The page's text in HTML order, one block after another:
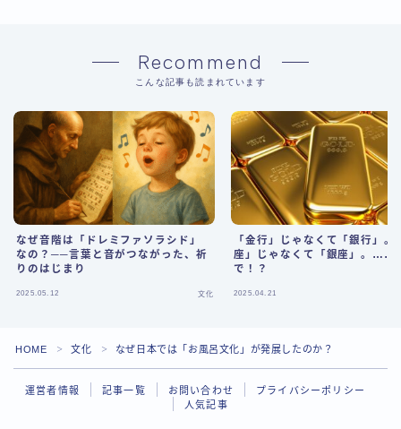
Recommend
こんな記事も読まれています
なぜ音階は「ドレミファソラシド」
なの？──言葉と音がつながった、祈
りのはじまり
2025.05.12 文化
「金行」じゃなくて「銀行」。
座」じゃなくて「銀座」。……
で！？
2025.04.21
HOME ＞ 文化 ＞ なぜ日本では「お風呂文化」が発展したのか？
運営者情報 記事一覧 お問い合わせ
プライバシーポリシー
人気記事